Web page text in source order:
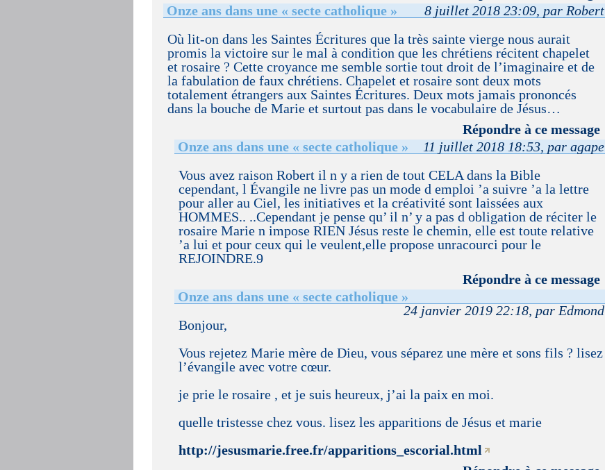
Onze ans dans une « secte catholique »
8 juillet 2018 23:09, par Robert
Où lit-on dans les Saintes Écritures que la très sainte vierge nous aurait
promis la victoire sur le mal à condition que les chrétiens récitent chapelet
et rosaire ? Cette croyance me semble sortie tout droit de l’imaginaire et de
la fabulation de faux chrétiens. Chapelet et rosaire sont deux mots
totalement étrangers aux Saintes Écritures. Deux mots jamais prononcés
dans la bouche de Marie et surtout pas dans le vocabulaire de Jésus…
Répondre à ce message
Onze ans dans une « secte catholique »
11 juillet 2018 18:53, par agape
Vous avez raison Robert il n y a rien de tout CELA dans la Bible
cependant, l Évangile ne livre pas un mode d emploi ’a suivre ’a la lettre
pour aller au Ciel, les initiatives et la créativité sont laissées aux
HOMMES.. ..Cependant je pense qu’ il n’ y a pas d obligation de réciter le
rosaire Marie n impose RIEN Jésus reste le chemin, elle est toute relative
’a lui et pour ceux qui le veulent,elle propose unracourci pour le
REJOINDRE.9
Répondre à ce message
Onze ans dans une « secte catholique »
24 janvier 2019 22:18, par Edmond
Bonjour,
Vous rejetez Marie mère de Dieu, vous séparez une mère et sons fils ? lisez
l’évangile avec votre cœur.
je prie le rosaire , et je suis heureux, j’ai la paix en moi.
quelle tristesse chez vous. lisez les apparitions de Jésus et marie
http://jesusmarie.free.fr/apparitions_escorial.html